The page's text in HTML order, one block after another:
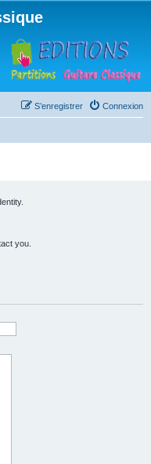
Connexion
S’enregistrer
you.